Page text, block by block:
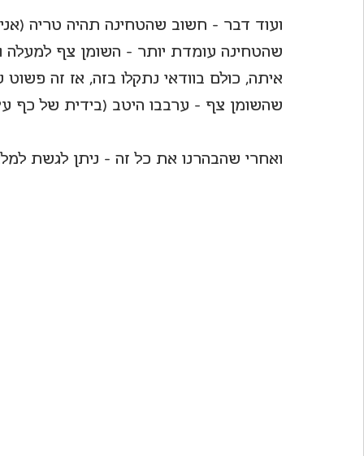
ועוד דבר - חשוב שהטחינה תהיה טריה
שהטחינה עומדת יותר - השומן צף
איתה, כולם בוודאי נתקלו בזה, אז זה
שהשומן צף - ערבבו היטב (בידית של כף
ואחרי שהבהרנו את כל זה - ניתן לגשת